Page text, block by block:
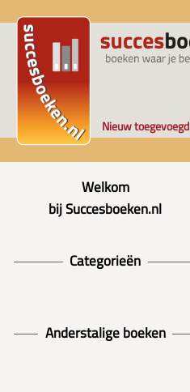
Nieuw toegevoegd
Welkom
bij Succesboeken.nl
Categorieën
Anderstalige boeken